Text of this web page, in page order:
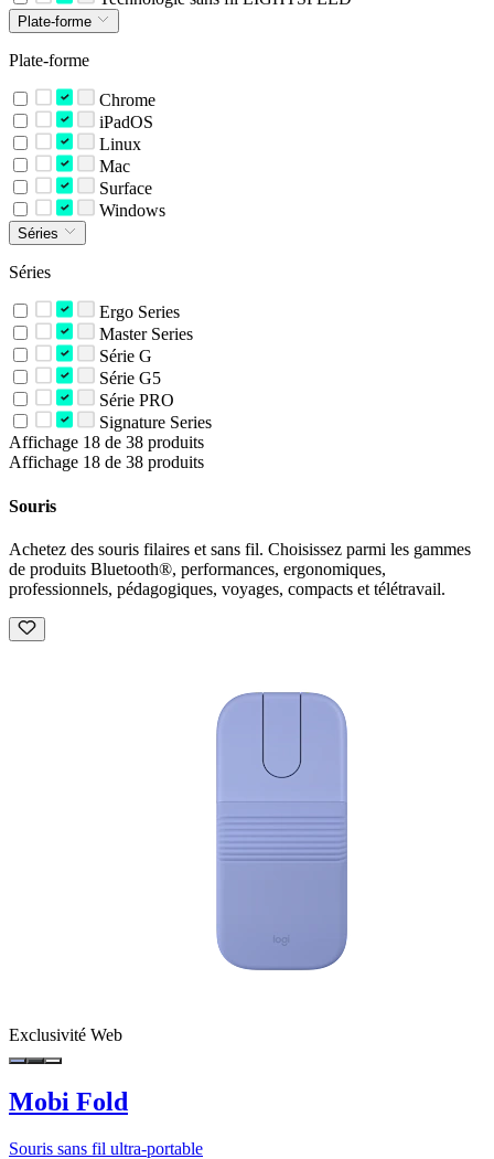
Plate-forme
Plate-forme
Chrome
iPadOS
Linux
Mac
Surface
Windows
Séries
Séries
Ergo Series
Master Series
Série G
Série G5
Série PRO
Signature Series
Affichage 18 de 38 produits
Affichage 18 de 38 produits
Souris
Achetez des souris filaires et sans fil. Choisissez parmi les gammes
de produits Bluetooth®, performances, ergonomiques,
professionnels, pédagogiques, voyages, compacts et télétravail.
Exclusivité Web
Mobi Fold
Souris sans fil ultra-portable